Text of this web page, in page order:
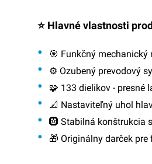
⭐ Hlavné vlastnosti
🎯 Funkčný mechanický
⚙️ Ozubený prevodový
🧩 133 dielikov - presné
📐 Nastaviteľný uhol
🛞 Stabilná konštrukcia
🎁 Originálny darček pre